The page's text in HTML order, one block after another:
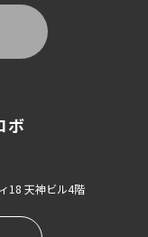
ボ
18 天神ビル4階